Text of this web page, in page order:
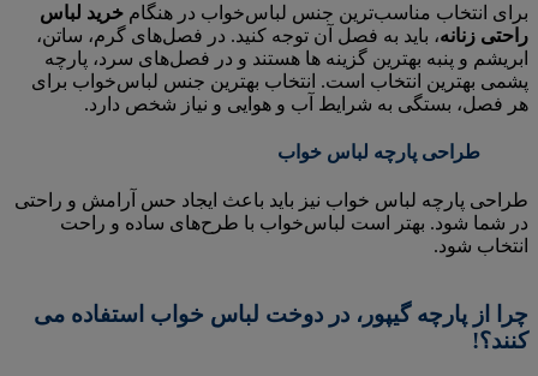
برای انتخاب مناسب‌ترین جنس لباس‌خواب در هنگام خرید لباس
راحتی زنانه، باید به فصل آن توجه کنید. در فصل‌های گرم، ساتن،
ابریشم و پنبه بهترین گزینه ها هستند و در فصل‌های سرد، پارچه
پشمی بهترین انتخاب است. انتخاب بهترین جنس لباس‌خواب برای
هر فصل، بستگی به شرایط آب و هوایی و نیاز شخص دارد.
طراحی پارچه لباس خواب
طراحی پارچه لباس خواب نیز باید باعث ایجاد حس آرامش و راحتی
در شما شود. بهتر است لباس‌خواب با طرح‌های ساده و راحت
انتخاب شود.
چرا از پارچه گیپور، در دوخت لباس خواب استفاده می
کنند؟!